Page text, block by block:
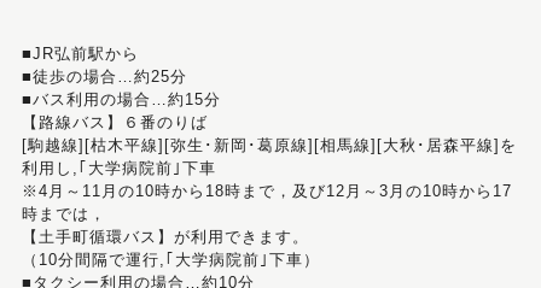
■JR弘前駅から
■徒歩の場合…約25分
■バス利用の場合…約15分
【路線バス】６番のりば
[駒越線][枯木平線][弥生･新岡･葛原線][相馬線][大秋･居森平線]を
利用し,｢大学病院前｣下車
※4月～11月の10時から18時まで，及び12月～3月の10時から17
時までは，
【土手町循環バス】が利用できます。
（10分間隔で運行,｢大学病院前｣下車）
■タクシー利用の場合…約10分